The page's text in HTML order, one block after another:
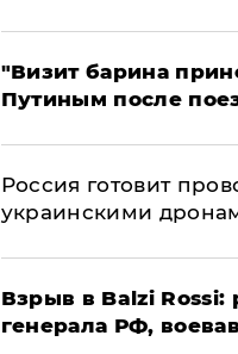
"Визит барина
Путиным после
​Россия готовит
украинскими
​Взрыв в Balzi Rossi:
генерала РФ,